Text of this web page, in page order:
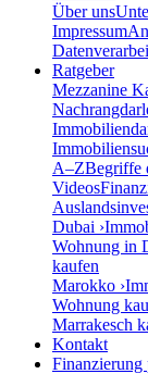
Über uns
Impressum
Ratgeber
Mezzanine
A–ZBegriffe
Videos
Dubai ›
Wohnung in
kaufen
Marokko ›
Wohnung
Marrakesch
Kontakt
Finanzierung